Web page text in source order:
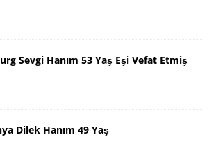
Sevgi Hanım 53 Yaş Eşi Vefat Etmiş
Dilek Hanım 49 Yaş